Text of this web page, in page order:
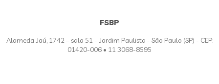
FSBP
Alameda Jaú, 1742 – sala 51 - Jardim Paulista - São Paulo (SP) - CEP:
01420-006 • 11 3068-8595